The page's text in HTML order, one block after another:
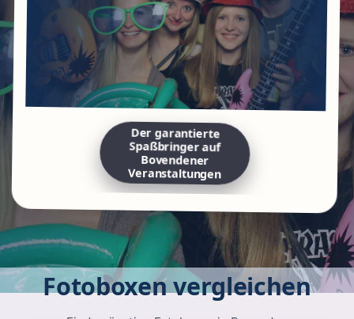
Der garantierte
Spaßbringer auf
Bovendener
Veranstaltungen
Fotoboxen vergleichen